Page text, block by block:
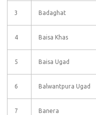
3 Badaghat
4 Baisa Khas
5 Baisa Ugad
6 Balwantpura Ugad
7 Banera